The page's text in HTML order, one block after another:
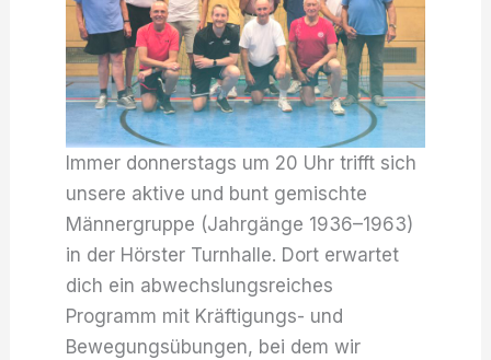
Immer donnerstags um 20 Uhr trifft sich
unsere aktive und bunt gemischte
Männergruppe (Jahrgänge 1936–1963)
in der Hörster Turnhalle. Dort erwartet
dich ein abwechslungsreiches
Programm mit Kräftigungs- und
Bewegungsübungen, bei dem wir